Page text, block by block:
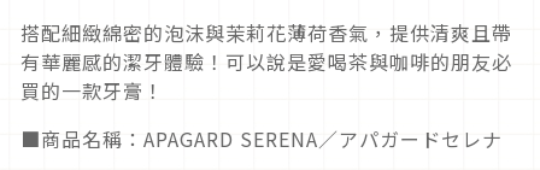
搭配細緻綿密的泡沫與茉莉花薄荷香氣，提供清爽且帶
有華麗感的潔牙體驗！可以說是愛喝茶與咖啡的朋友必
買的一款牙膏！
■商品名稱：APAGARD SERENA／アパガードセレナ